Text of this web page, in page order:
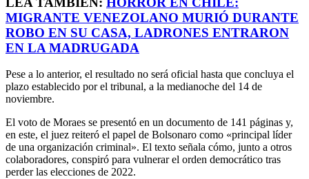
MIGRANTE VENEZOLANO MURIÓ DURANTE
ROBO EN SU CASA, LADRONES ENTRARON
EN LA MADRUGADA
Pese a lo anterior, el resultado no será oficial hasta que concluya el
plazo establecido por el tribunal, a la medianoche del 14 de
noviembre.
El voto de Moraes se presentó en un documento de 141 páginas y,
en este, el juez reiteró el papel de Bolsonaro como «principal líder
de una organización criminal». El texto señala cómo, junto a otros
colaboradores, conspiró para vulnerar el orden democrático tras
perder las elecciones de 2022.